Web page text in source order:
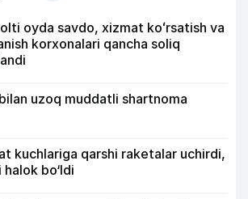
oyda savdo, xizmat koʻrsatish va
korxonalari qancha soliq
uzoq muddatli shartnoma
kuchlariga qarshi raketalar uchirdi,
bo‘ldi